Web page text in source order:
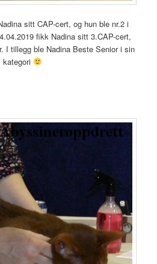
sitt CAP-cert, og hun ble nr.2 i
fikk Nadina sitt 3.CAP-cert,
I tillegg ble Nadina Beste Senior i sin
kategori